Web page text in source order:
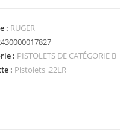
: RUGER
: PISTOLETS DE CATÉGORIE B
: Pistolets .22LR